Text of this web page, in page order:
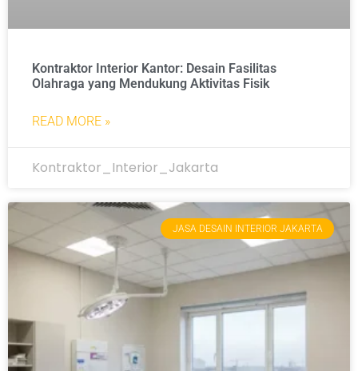
Kontraktor Interior Kantor: Desain Fasilitas
Olahraga yang Mendukung Aktivitas Fisik
READ MORE »
Kontraktor_Interior_Jakarta
JASA DESAIN INTERIOR JAKARTA